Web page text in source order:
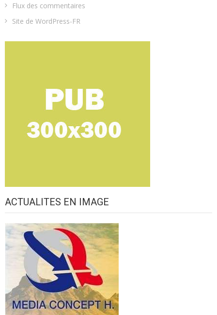
Flux des commentaires
Site de WordPress-FR
ACTUALITES EN IMAGE